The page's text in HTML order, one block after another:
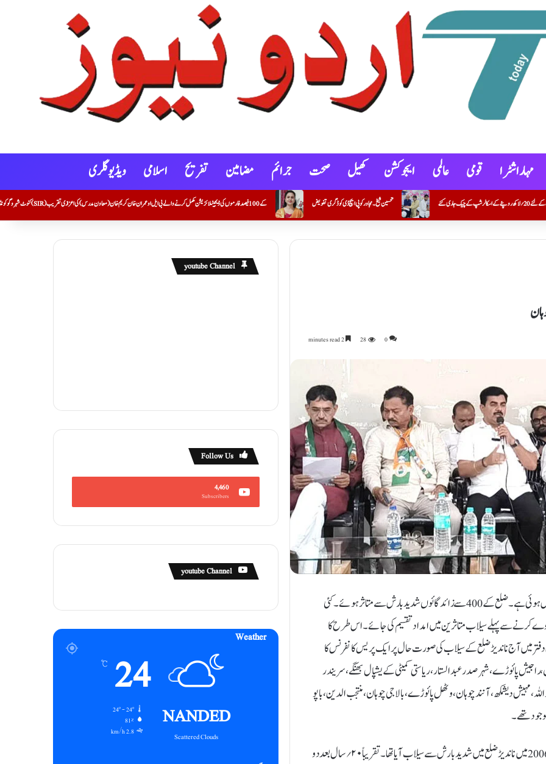
مہاراشٹرا قومی عالمی ایجوکشن کھیل صحت جرائم مضامین تفریح اسلامی ویڈیو گلری
کنوٹ شہر و گوکونڈہ علاقے میں خصوصی گہری نظرِ ثانی (SIR) کے 100 فیصد فارموں کی ڈیجیٹلائزیشن مکمل کرنے والے بی ایل او عمران خان کریم خان (معاون مدرس) کی اعزازی تقریب تحسین شیخ۔ مجاور کو پی ایچ ڈی کو ڈگری تفویض
0
28
ناندیڑ۔ ۳۰؍ اگست ( نامہ نگار ):ناندیڑ ضلع میں پچھلے دنوں شدید بارش ہوئی ہے۔ ضلع کے 400 سے زائد گائوں شدید بارش سے متاثر ہوئے۔ کئی
کرنے سے پہلے سیلاب متاثرین میں امداد تقسیم کی جائے۔ اس طرح کا
دفتر میں آج ناندیڑ ضلع کے سیلاب کی صورت حال پر ایک پریس کانفرنس کا
پائوڑے، شہر صدر عبدالستار، ریاستی کمیٹی کے یشپال بھنگے ، سریندر
مہیش دیشمکھ ، آنند چوہان، وٹھل پائوڑے، بالاجی چوہان ، منتجب الدین، باپو
تھے۔
اس پریس کانفرنس میں رکن پارلیمنٹ رویندر چوہان نےکہا کے سن 2006 میں ناندیڑ ضلع میں شدید بار ش سے سیلاب آیا تھا۔ تقریباً ۲۰؍ سال بعد دو
youtube Channel
Follow Us
4,460
Subscribers
youtube Channel
Weather
NANDED
Scattered Clouds
24
℃
24º - 24º
81%
2.8 km/h